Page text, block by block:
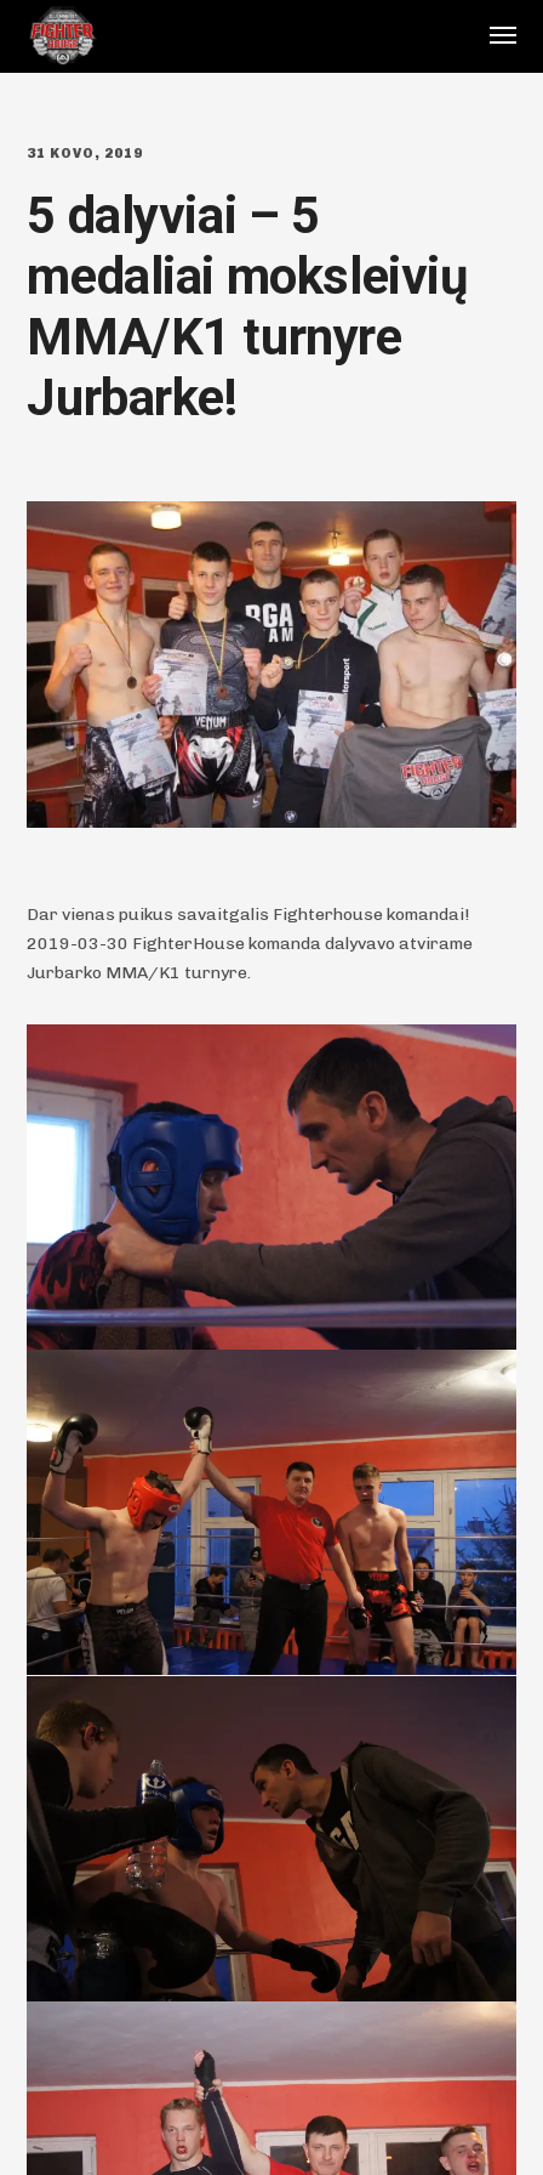
31 KOVO, 2019
5 dalyviai – 5
medaliai moksleivių
MMA/K1 turnyre
Jurbarke!
Dar vienas puikus savaitgalis Fighterhouse komandai!
2019-03-30 FighterHouse komanda dalyvavo atvirame
Jurbarko MMA/K1 turnyre.